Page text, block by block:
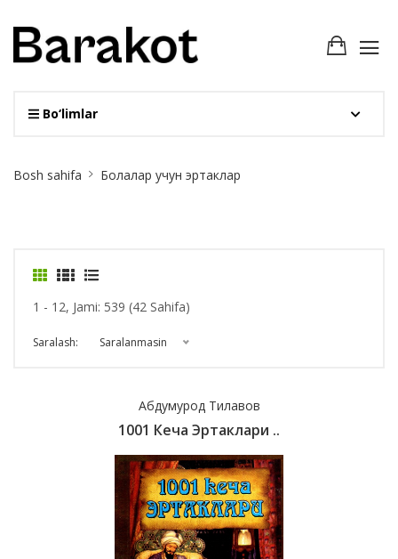
Bo‘limlar
Breadcrumb
Bosh sahifa Болалар учун эртаклар
1 - 12, Jami: 539 (42 Sahifa)
Saralash: Saralanmasin
Абдумурод Тилавов
1001 Кеча Эртаклари ..